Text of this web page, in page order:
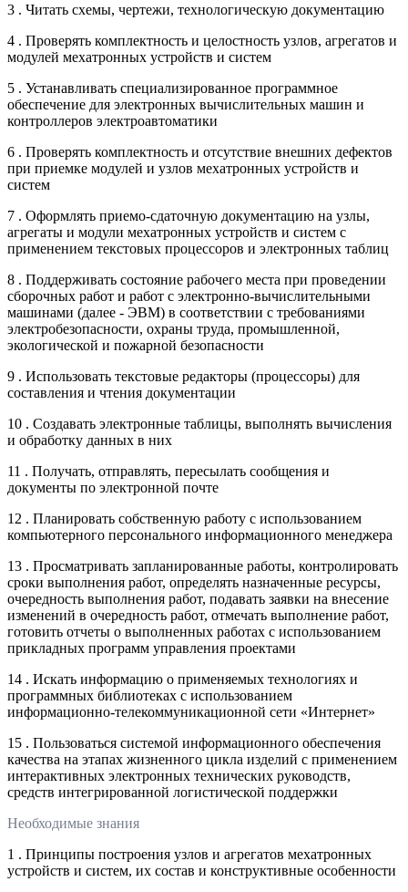
3 . Читать схемы, чертежи, технологическую документацию
4 . Проверять комплектность и целостность узлов, агрегатов и
модулей мехатронных устройств и систем
5 . Устанавливать специализированное программное
обеспечение для электронных вычислительных машин и
контроллеров электроавтоматики
6 . Проверять комплектность и отсутствие внешних дефектов
при приемке модулей и узлов мехатронных устройств и
систем
7 . Оформлять приемо-сдаточную документацию на узлы,
агрегаты и модули мехатронных устройств и систем с
применением текстовых процессоров и электронных таблиц
8 . Поддерживать состояние рабочего места при проведении
сборочных работ и работ с электронно-вычислительными
машинами (далее - ЭВМ) в соответствии с требованиями
электробезопасности, охраны труда, промышленной,
экологической и пожарной безопасности
9 . Использовать текстовые редакторы (процессоры) для
составления и чтения документации
10 . Создавать электронные таблицы, выполнять вычисления
и обработку данных в них
11 . Получать, отправлять, пересылать сообщения и
документы по электронной почте
12 . Планировать собственную работу с использованием
компьютерного персонального информационного менеджера
13 . Просматривать запланированные работы, контролировать
сроки выполнения работ, определять назначенные ресурсы,
очередность выполнения работ, подавать заявки на внесение
изменений в очередность работ, отмечать выполнение работ,
готовить отчеты о выполненных работах с использованием
прикладных программ управления проектами
14 . Искать информацию о применяемых технологиях и
программных библиотеках с использованием
информационно-телекоммуникационной сети «Интернет»
15 . Пользоваться системой информационного обеспечения
качества на этапах жизненного цикла изделий с применением
интерактивных электронных технических руководств,
средств интегрированной логистической поддержки
Необходимые знания
1 . Принципы построения узлов и агрегатов мехатронных
устройств и систем, их состав и конструктивные особенности